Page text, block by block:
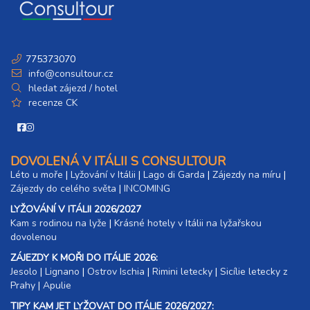
neděle - středa
neděle - čtvrtek
12 100 Kč
20.09. - 25.09.26
20.09. - 27.09.26
neděle - neděle
8 dní (7 nocí)
21 100 Kč
27.09. - 30.09.26
neděle - středa
4 dny (3 noci)
27.09. - 01.10.26
neděle - čtvrtek
5 dní (4 noci)
12 100 Kč
775373070
info@consultour.cz
hledat zájezd / hotel
recenze CK
DOVOLENÁ V ITÁLII S CONSULTOUR
Léto u moře | Lyžování v Itálii | Lago di Garda | Zájezdy na míru |
Zájezdy do celého světa | INCOMING
LYŽOVÁNÍ V ITÁLII 2026/2027
Kam s rodinou na lyže |​ Krásné hotely v Itálii na lyžařskou
dovolenou
ZÁJEZDY K MOŘI DO ITÁLIE 2026:
Jesolo | Lignano | Ostrov Ischia | Rimini letecky | Sicílie letecky z
Prahy | Apulie
TIPY KAM JET LYŽOVAT DO ITÁLIE 2026/2027: